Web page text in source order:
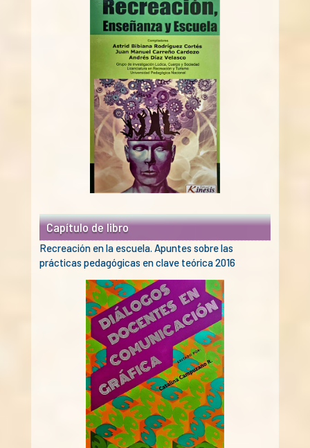
Capítulo de libro
Recreación en la escuela. Apuntes sobre las
prácticas pedagógicas en clave teórica 2016